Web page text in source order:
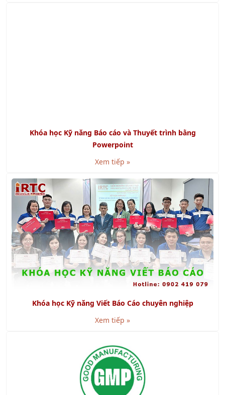
KHÓA HỌC LIÊN QUAN
Khóa học CEO - Giám Đốc Điều Hành Chuyên Nghiệp
Khóa học Quản trị Sự Thay Đổi